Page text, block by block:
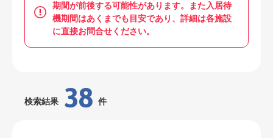
期間が前後する可能性があります。また入居待
機期間はあくまでも目安であり、詳細は各施設
に直接お問合せください。
検索結果 38 件